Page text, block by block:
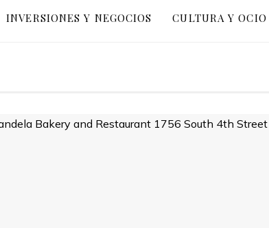
INVERSIONES Y NEGOCIOS CULTURA Y OCIO